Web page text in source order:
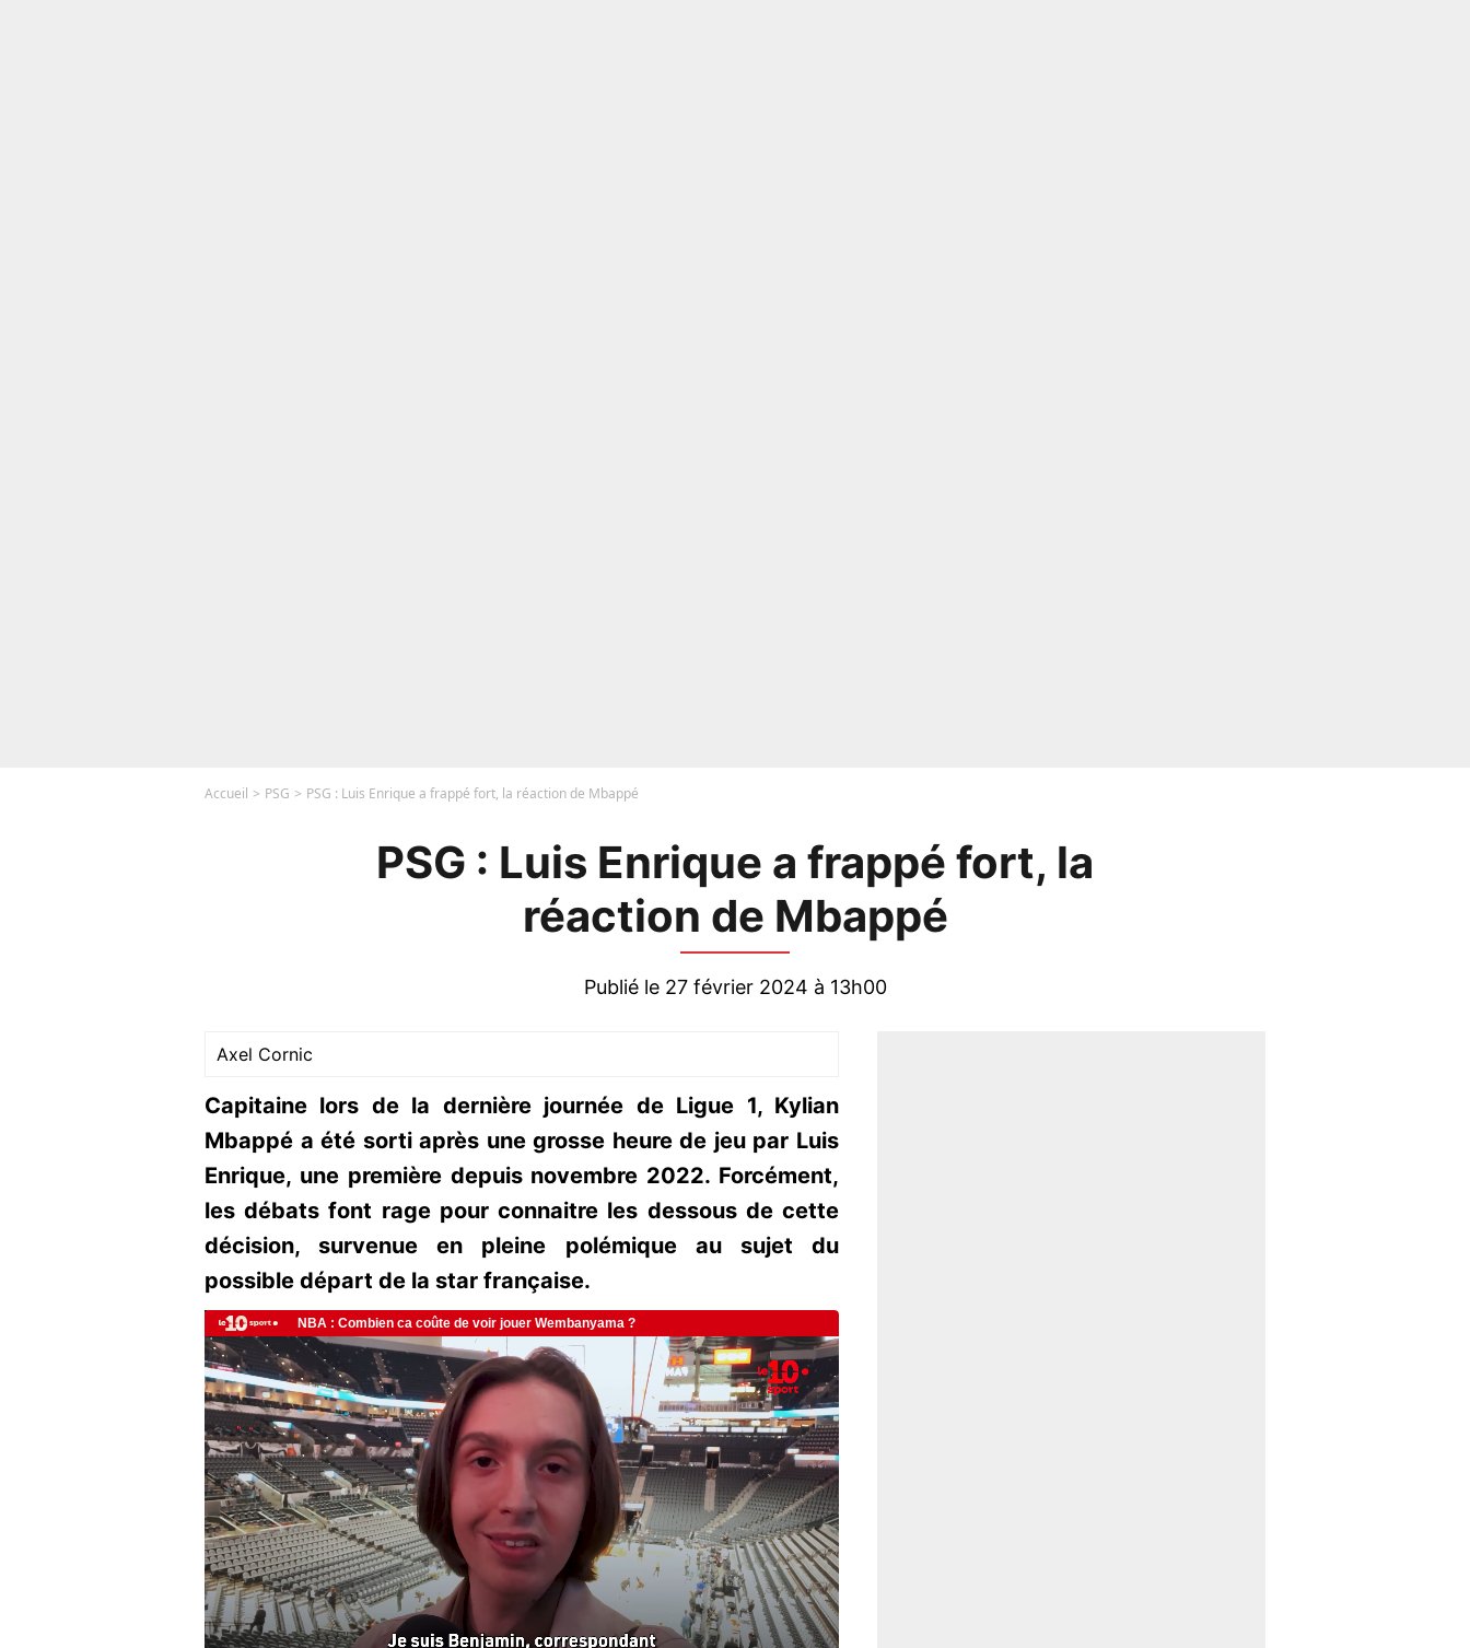
Accueil PSG PSG : Luis Enrique a frappé fort, la réaction de Mbappé
PSG : Luis Enrique a frappé fort, la
réaction de Mbappé
Publié le 27 février 2024 à 13h00
Axel Cornic
Capitaine lors de la dernière journée de Ligue 1, Kylian
Mbappé a été sorti après une grosse heure de jeu par Luis
Enrique, une première depuis novembre 2022. Forcément,
les débats font rage pour connaitre les dessous de cette
décision, survenue en pleine polémique au sujet du
possible départ de la star française.